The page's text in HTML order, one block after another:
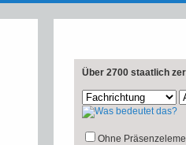
Über 2700 staatlich
Ohne